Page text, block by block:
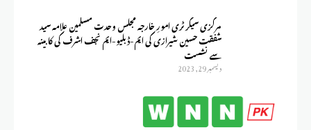
مرکزی سیکرٹری امورِ خارجہ مجلس وحدت مسلمین علامہ سید
شفقت حسین شیرازی کی ایم-ڈبلیو-ایم نجف اشرف کی کابینہ
سے نشست
ديسمبر 29, 2023